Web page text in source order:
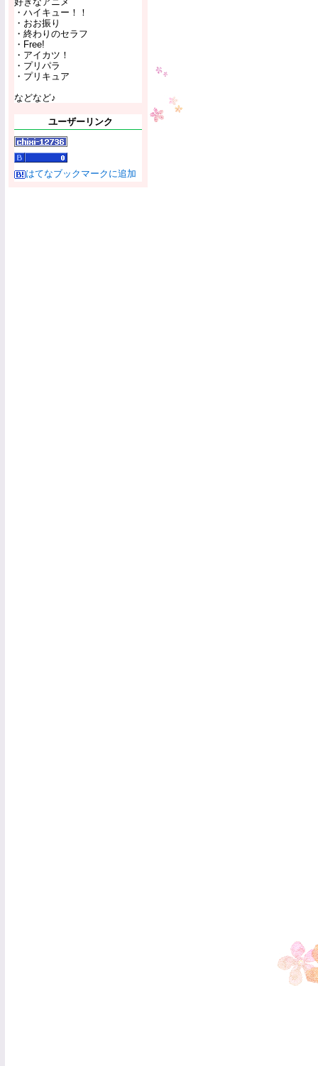
・ハイキュー！！
・おお振り
・終わりのセラフ
・Free!
・アイカツ！
・プリパラ
・プリキュア
などなど♪
ユーザーリンク
はてなブックマークに追加